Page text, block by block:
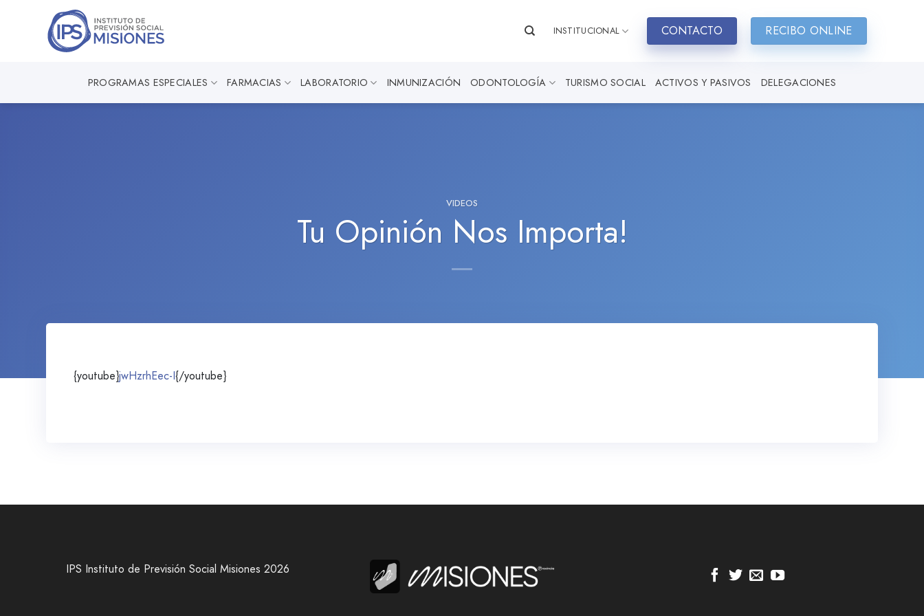
INSTITUCIONAL CONTACTO RECIBO ONLINE
PROGRAMAS ESPECIALES FARMACIAS LABORATORIO INMUNIZACIÓN ODONTOLOGÍA TURISMO SOCIAL ACTIVOS Y PASIVOS DELEGACIONES
VIDEOS
Tu Opinión Nos Importa!
{youtube}jwHzrhEec-I{/youtube}
IPS Instituto de Previsión Social Misiones 2026